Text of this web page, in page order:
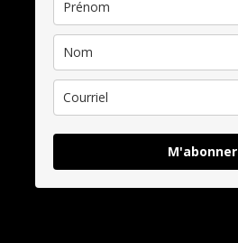
M'abonner